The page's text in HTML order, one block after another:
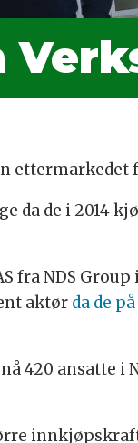
da de i 2014
fra NDS
aktør da de
420 ansatte i